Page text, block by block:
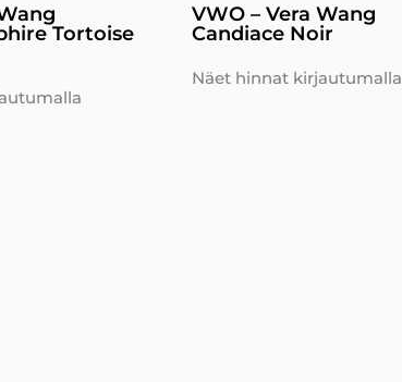
Tortoise
VWO – Vera Wang
Candiace Noir
Näet hinnat kirjautumalla